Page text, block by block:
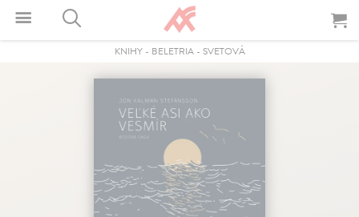
KNIHY- BELETRIA- SVETOVÁ